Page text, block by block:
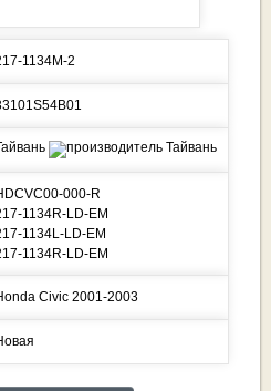
1134M-2
000-R
1134R-LD-EM
1134L-LD-EM
1134R-LD-EM
Civic 2001-2003